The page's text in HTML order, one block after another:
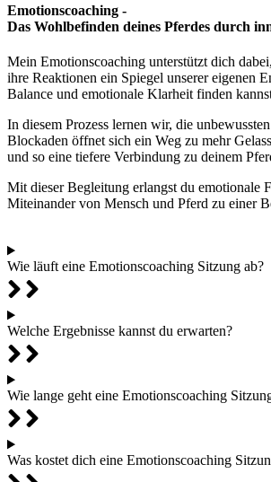
Emotionscoaching -
Das Wohlbefinden deines Pferdes durch
Mein Emotionscoaching unterstützt dich
ihre Reaktionen ein Spiegel unserer eigenen
Balance und emotionale Klarheit finden
In diesem Prozess lernen wir, die
Blockaden öffnet sich ein Weg zu mehr
und so eine tiefere Verbindung zu deinem
Mit dieser Begleitung erlangst du emotionale
Miteinander von Mensch und Pferd zu einer
Wie läuft eine Emotionscoaching Sitzung ab?
Welche Ergebnisse kannst du erwarten?
Wie lange geht eine Emotionscoaching
Was kostet dich eine Emotionscoaching